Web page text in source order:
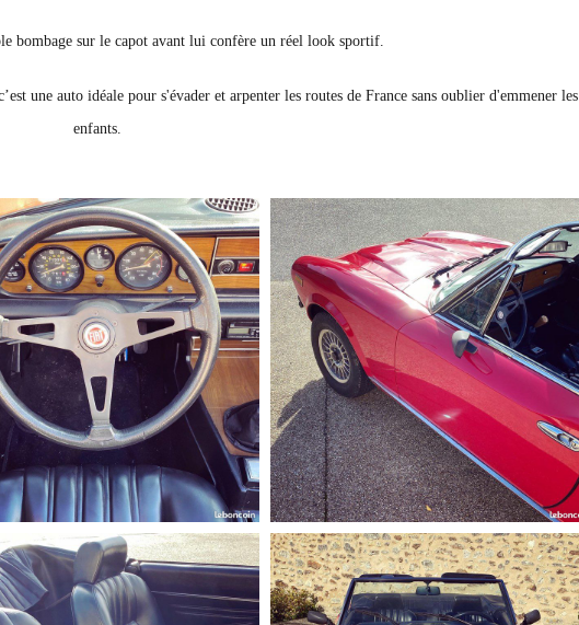
bombage sur le capot avant lui confère un réel look sportif.
une auto idéale pour s'évader et arpenter les routes de France sans oublier d'emmener les
enfants.